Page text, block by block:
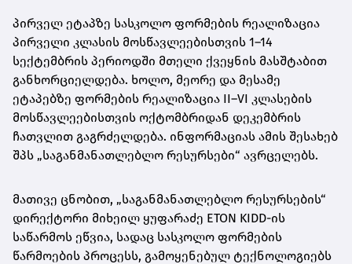
პირველ ეტაპზე სასკოლო ფორმების რეალიზაცია
პირველი კლასის მოსწავლეებისთვის 1–14
სექტემბრის პერიოდში მთელი ქვეყნის მასშტაბით
განხორციელდება. ხოლო, მეორე და მესამე
ეტაპებზე ფორმების რეალიზაცია II–VI კლასების
მოსწავლეებისთვის ოქტომბრიდან დეკემბრის
ჩათვლით გაგრძელდება. ინფორმაციას ამის შესახებ
შპს „საგანმანათლებლო რესურსები“ ავრცელებს.
მათივე ცნობით, „საგანმანათლებლო რესურსების“
დირექტორი მიხეილ ყუფარაძე ETON KIDD-ის
საწარმოს ეწვია, სადაც სასკოლო ფორმების
წარმოების პროცესს, გამოყენებულ ტექნოლოგიებს